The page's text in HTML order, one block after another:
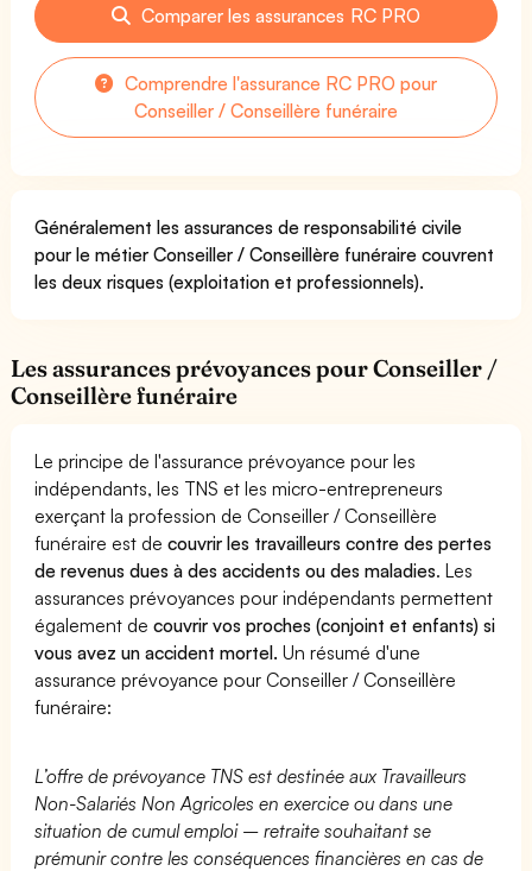
Comparer les assurances RC PRO
Comprendre l'assurance RC PRO pour
Conseiller / Conseillère funéraire
Généralement les assurances de responsabilité civile
pour le métier Conseiller / Conseillère funéraire couvrent
les deux risques (exploitation et professionnels).
Les assurances prévoyances pour Conseiller /
Conseillère funéraire
Le principe de l'assurance prévoyance pour les
indépendants, les TNS et les micro-entrepreneurs
exerçant la profession de Conseiller / Conseillère
funéraire est decouvrir les travailleurs contre des pertes
de revenus dues à des accidents ou des maladies. Les
assurances prévoyances pour indépendants permettent
également decouvrir vos proches (conjoint et enfants) si
vous avez un accident mortel. Un résumé d'une
assurance prévoyance pour Conseiller / Conseillère
funéraire:
L’offre de prévoyance TNS est destinée aux Travailleurs
Non-Salariés Non Agricoles en exercice ou dans une
situation de cumul emploi – retraite souhaitant se
prémunir contre les conséquences financières en cas de